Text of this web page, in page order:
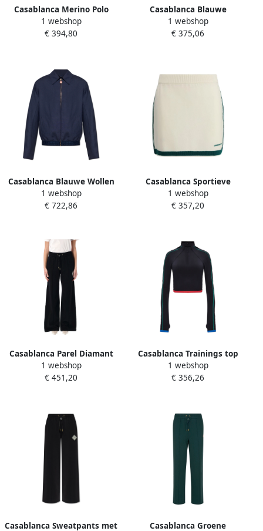
Casablanca Merino Polo
Sweater met Rits Sluiting
White Dames
1 webshop
€ 394,80
Casablanca Blauwe
Gebreide Tennis Polo met
Rits Blue Dames
1 webshop
€ 375,06
Casablanca Blauwe Wollen
Jas Stijlvol Blue Heren
1 webshop
€ 722,86
Casablanca Sportieve
Wollen Minirok met
Kleurrijke Banden White
1 webshop
€ 357,20
Casablanca Parel Diamant
Patch Joggingbroek Black
Dames
1 webshop
€ 451,20
Casablanca Trainings top
Black Dames
1 webshop
€ 356,26
Casablanca Sweatpants met Casablanca Groene